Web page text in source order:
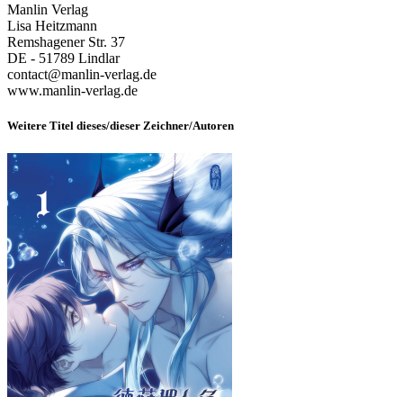
Manlin Verlag
Lisa Heitzmann
Remshagener Str. 37
DE - 51789 Lindlar
contact@manlin-verlag.de
www.manlin-verlag.de
Weitere Titel dieses/dieser Zeichner/Autoren